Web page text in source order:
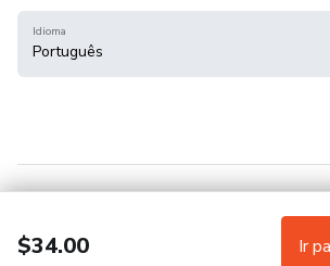
$34.00 Ir
Idioma
Português